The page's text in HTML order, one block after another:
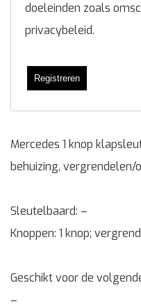
doeleinden zoals
privacybeleid.
Registreren
Mercedes 1 knop
behuizing, vergrendelen/
Sleutelbaard: –
Knoppen: 1 knop;
Geschikt voor de
–